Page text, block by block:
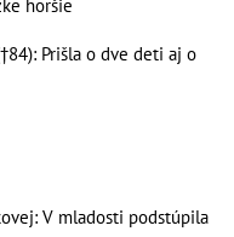
horšie
Prišla o dve deti aj o
V mladosti podstúpila